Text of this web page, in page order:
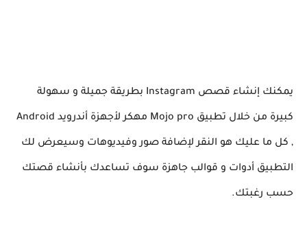
يمكنك إنشاء قصص Instagram بطريقة جميلة و سهولة
كبيرة من خلال تطبيق Mojo pro مهكر لأجهزة أندرويد Android
, كل ما عليك هو النقر لإضافة صور وفيديوهات وسيعرض لك
التطبيق أدوات و قوالب جاهزة سوف تساعدك بأنشاء قصتك
حسب رغبتك.